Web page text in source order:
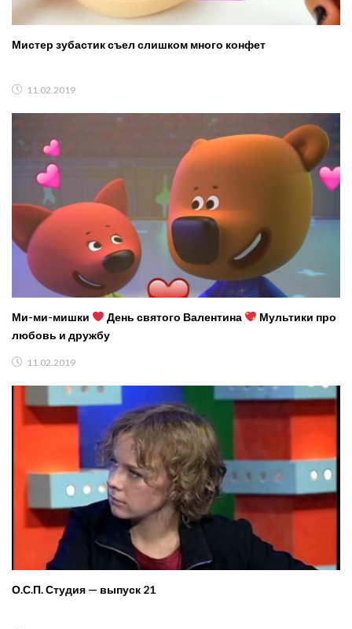
Мистер зубастик съел слишком много конфет
11.02.2019
Ми-ми-мишки День святого Валентина
Мультики про
любовь и дружбу
11.02.2019
О.С.П. Студия — выпуск 21